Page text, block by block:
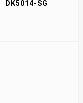
DK5014-SG